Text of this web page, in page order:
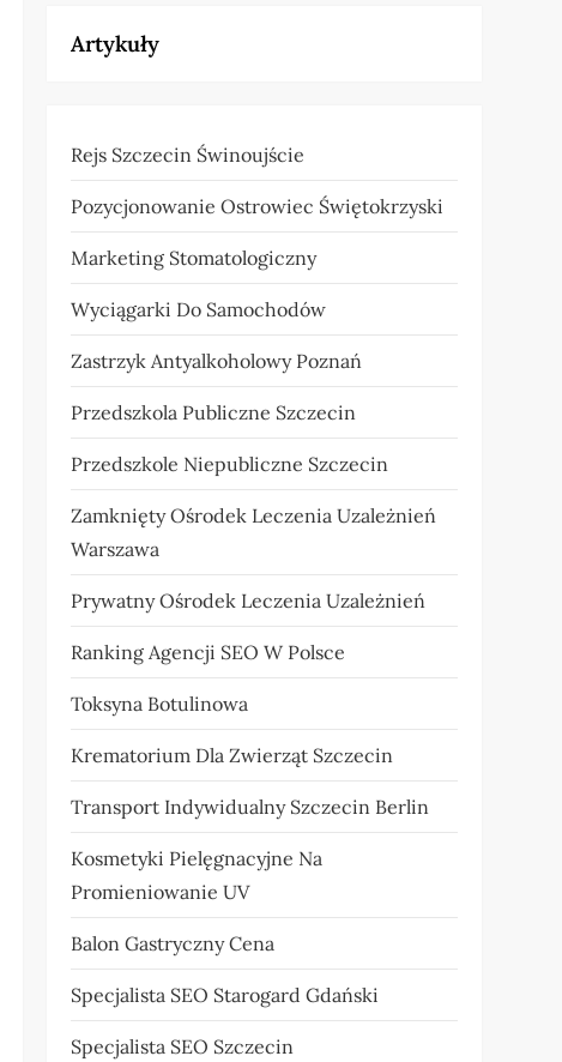
Artykuły
Rejs Szczecin Świnoujście
Pozycjonowanie Ostrowiec Świętokrzyski
Marketing Stomatologiczny
Wyciągarki Do Samochodów
Zastrzyk Antyalkoholowy Poznań
Przedszkola Publiczne Szczecin
Przedszkole Niepubliczne Szczecin
Zamknięty Ośrodek Leczenia Uzależnień
Warszawa
Prywatny Ośrodek Leczenia Uzależnień
Ranking Agencji SEO W Polsce
Toksyna Botulinowa
Krematorium Dla Zwierząt Szczecin
Transport Indywidualny Szczecin Berlin
Kosmetyki Pielęgnacyjne Na
Promieniowanie UV
Balon Gastryczny Cena
Specjalista SEO Starogard Gdański
Specjalista SEO Szczecin